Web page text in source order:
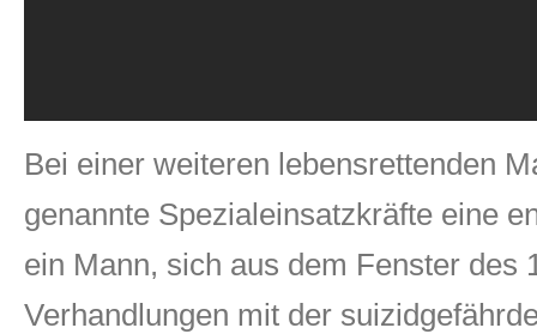
Bei einer weiteren lebensrettenden
genannte Spezialeinsatzkräfte eine
ein Mann, sich aus dem Fenster des
Verhandlungen mit der